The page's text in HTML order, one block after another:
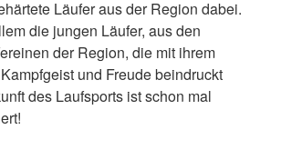
i
s
t
r
a
Läufer aus der Region dabei.
die jungen Läufer, aus den
der Region, die mit ihrem
und Freude beindruckt
des Laufsports ist schon mal